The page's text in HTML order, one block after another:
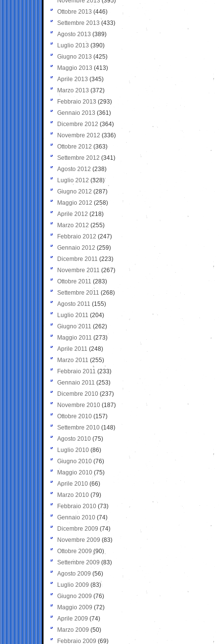
Ottobre 2013 (446)
Settembre 2013 (433)
Agosto 2013 (389)
Luglio 2013 (390)
Giugno 2013 (425)
Maggio 2013 (413)
Aprile 2013 (345)
Marzo 2013 (372)
Febbraio 2013 (293)
Gennaio 2013 (361)
Dicembre 2012 (364)
Novembre 2012 (336)
Ottobre 2012 (363)
Settembre 2012 (341)
Agosto 2012 (238)
Luglio 2012 (328)
Giugno 2012 (287)
Maggio 2012 (258)
Aprile 2012 (218)
Marzo 2012 (255)
Febbraio 2012 (247)
Gennaio 2012 (259)
Dicembre 2011 (223)
Novembre 2011 (267)
Ottobre 2011 (283)
Settembre 2011 (268)
Agosto 2011 (155)
Luglio 2011 (204)
Giugno 2011 (262)
Maggio 2011 (273)
Aprile 2011 (248)
Marzo 2011 (255)
Febbraio 2011 (233)
Gennaio 2011 (253)
Dicembre 2010 (237)
Novembre 2010 (187)
Ottobre 2010 (157)
Settembre 2010 (148)
Agosto 2010 (75)
Luglio 2010 (86)
Giugno 2010 (76)
Maggio 2010 (75)
Aprile 2010 (66)
Marzo 2010 (79)
Febbraio 2010 (73)
Gennaio 2010 (74)
Dicembre 2009 (74)
Novembre 2009 (83)
Ottobre 2009 (90)
Settembre 2009 (83)
Agosto 2009 (56)
Luglio 2009 (83)
Giugno 2009 (76)
Maggio 2009 (72)
Aprile 2009 (74)
Marzo 2009 (50)
Febbraio 2009 (69)